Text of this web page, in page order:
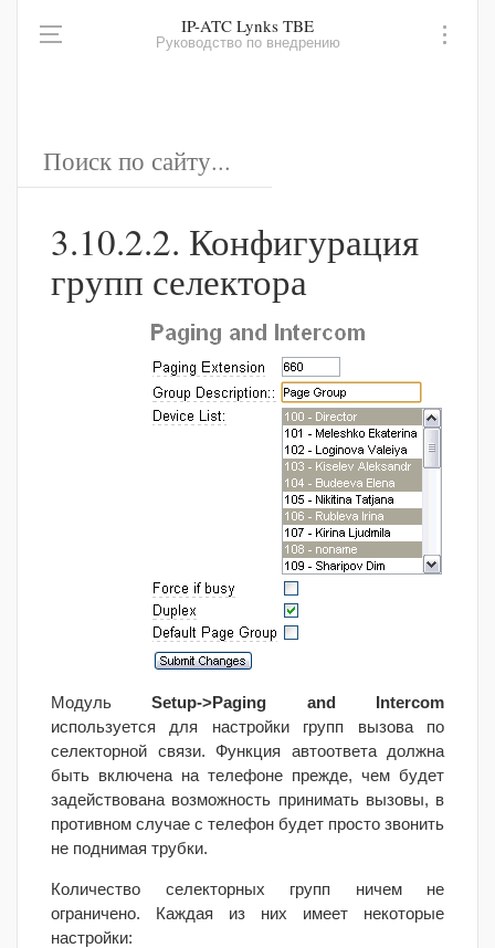
IP-ATC Lynks TBE
Руководство по внедрению
3.10.2.2. Конфигурация
групп селектора
МодульSetup->Paging and Intercom
используется для настройки групп вызова по
селекторной связи. Функция автоответа должна
быть включена на телефоне прежде, чем будет
задействована возможность принимать вызовы, в
противном случае с телефон будет просто звонить
не поднимая трубки.
Количество селекторных групп ничем не
ограничено. Каждая из них имеет некоторые
настройки: